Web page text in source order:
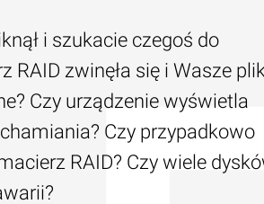
i szukacie czegoś do
RAID zwinęła się i Wasze
Czy urządzenie wyświetla
Czy przypadkowo
RAID? Czy wiele